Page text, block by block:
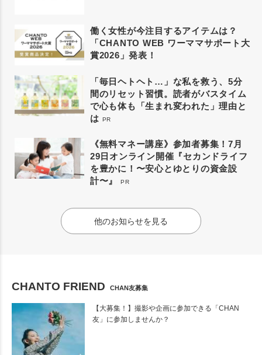
働く女性が今注目するアイテムは？
「CHANTO WEB ワーママサポート大
賞2026」発表！
「毎日ヘトヘト…」な私を救う、5分
間のリセット習慣。読者がバスタイム
で心も体も「生まれ変われた」理由と
は PR
《無料マネー講座》参加者募集！7月
29日オンライン開催『セカンドライフ
を豊かに！〜安心とゆとりの資金設
計〜』
PR
他のお知らせを見る
CHANTO FRIEND CHAN友募集
【大募集！】撮影や企画に参加できる「CHAN
友」に参加しませんか？